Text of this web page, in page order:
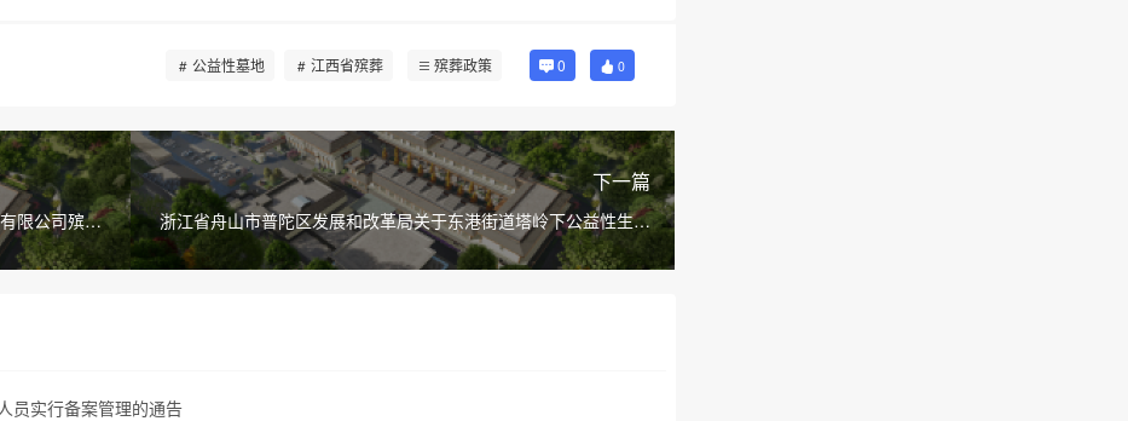
公益性墓地 江西省殡葬 殡葬政策 0 0
限公司殡葬
下一篇
浙江省舟山市普陀区发展和改革局关于东港街道塔岭下公益性生态
墓地扩建工程可行性研究报告的批复
员实行备案管理的通告